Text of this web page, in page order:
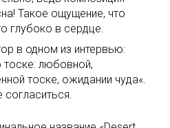
Такое ощущение, что
глубоко в сердце.
в одном из интервью:
тоске: любовной,
тоске, ожидании чуда«.